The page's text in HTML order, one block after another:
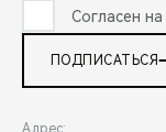
Согласен на
ПОДПИСАТЬСЯ
Адрес: